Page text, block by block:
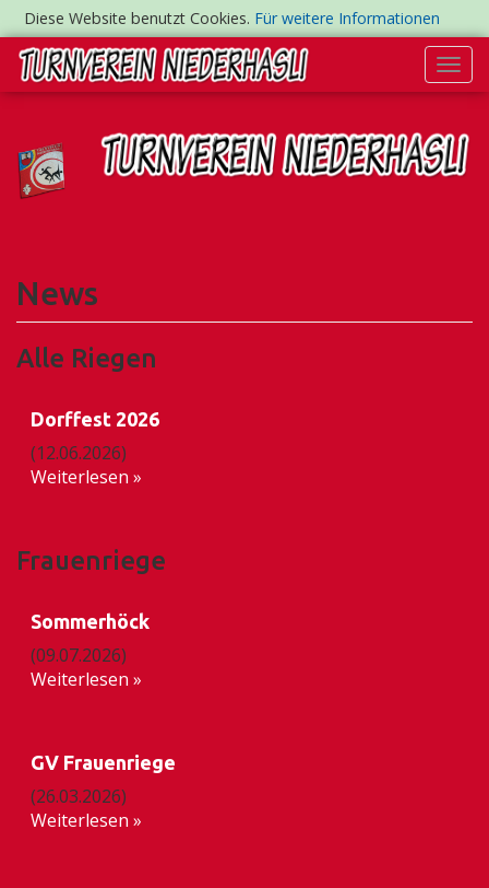
Diese Website benutzt Cookies. Für weitere Informationen
News
Alle Riegen
Dorffest 2026
(12.06.2026)
Weiterlesen »
Frauenriege
Sommerhöck
(09.07.2026)
Weiterlesen »
GV Frauenriege
(26.03.2026)
Weiterlesen »